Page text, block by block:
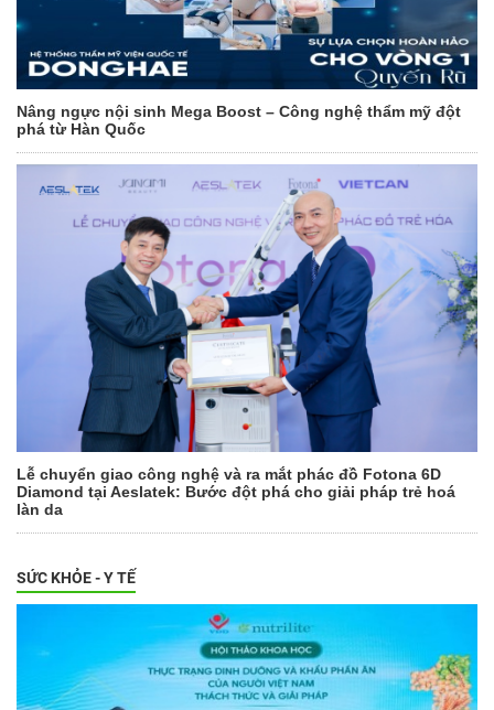
Nâng ngực nội sinh Mega Boost – Công nghệ thẩm mỹ đột
phá từ Hàn Quốc
Lễ chuyển giao công nghệ và ra mắt phác đồ Fotona 6D
Diamond tại Aeslatek: Bước đột phá cho giải pháp trẻ hoá
làn da
SỨC KHỎE - Y TẾ